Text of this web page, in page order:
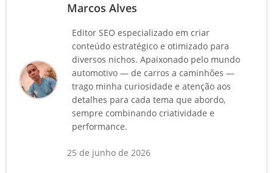
Marcos Alves
Editor SEO especializado em criar
conteúdo estratégico e otimizado para
diversos nichos. Apaixonado pelo mundo
automotivo — de carros a caminhões —
trago minha curiosidade e atenção aos
detalhes para cada tema que abordo,
sempre combinando criatividade e
performance.
25 de junho de 2026